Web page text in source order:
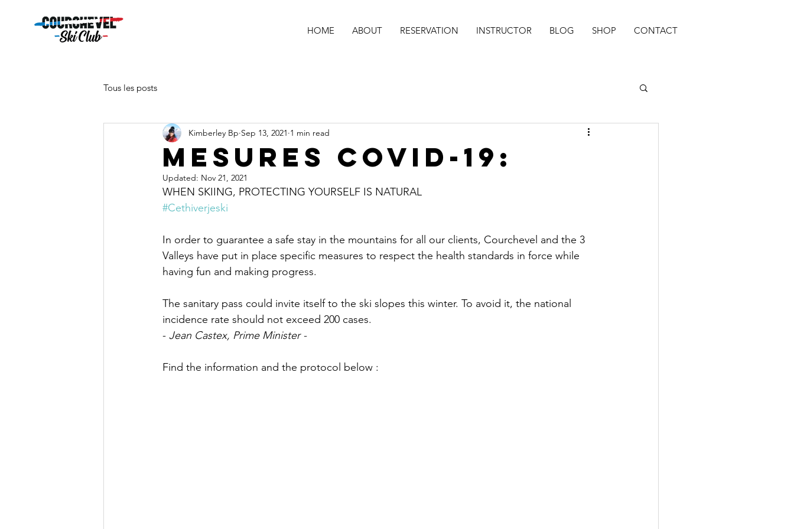
HOME ABOUT RESERVATION INSTRUCTOR BLOG SHOP CONTACT
Tous les posts
MESURES COVID-19:
Kimberley Bp Sep 13, 2021 1 min read
Updated: Nov 21, 2021
WHEN SKIING, PROTECTING YOURSELF IS NATURAL
#Cethiverjeski
In order to guarantee a safe stay in the mountains for all our clients, Courchevel and the 3
Valleys have put in place specific measures to respect the health standards in force while
having fun and making progress.
The sanitary pass could invite itself to the ski slopes this winter. To avoid it, the national
incidence rate should not exceed 200 cases.
- Jean Castex, Prime Minister -
Find the information and the protocol below :